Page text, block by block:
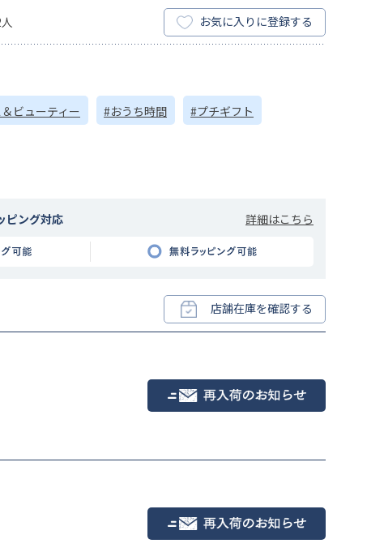
お気に入りに登録する
ビューティー #おうち時間 #プチギフト
ピング対応 詳細はこちら
店舗在庫を確認する